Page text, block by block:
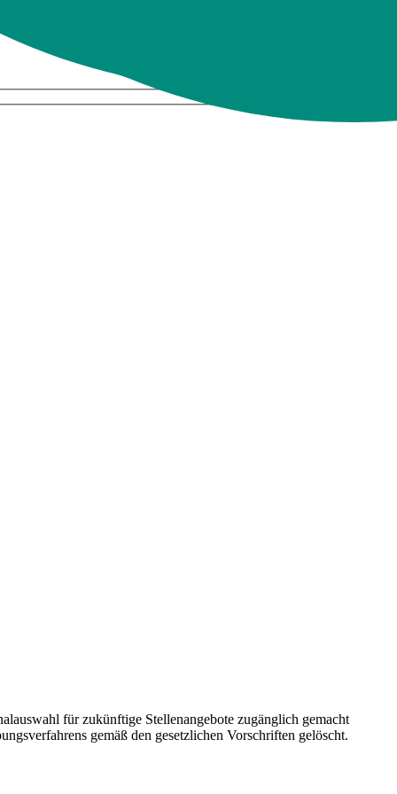
für zukünftige Stellenangebote zugänglich gemacht
gemäß den gesetzlichen Vorschriften gelöscht.